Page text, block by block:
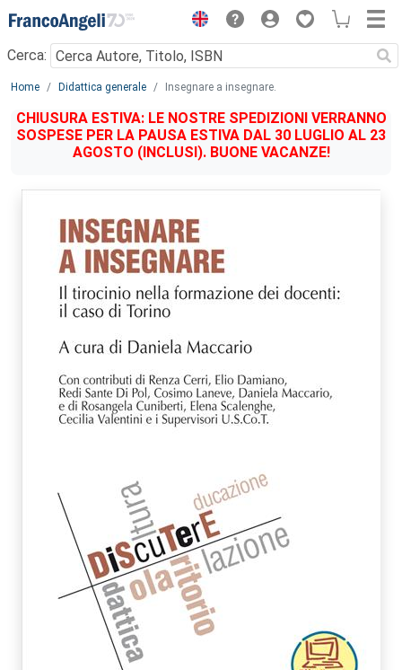
Menu
Cerca:
Main content
Home Didattica generale Insegnare a insegnare.
CHIUSURA ESTIVA: LE NOSTRE SPEDIZIONI VERRANNO
SOSPESE PER LA PAUSA ESTIVA DAL 30 LUGLIO AL 23
AGOSTO (INCLUSI). BUONE VACANZE!